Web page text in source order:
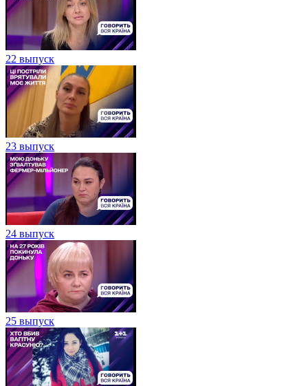
22 выпуск
23 выпуск
24 выпуск
25 выпуск